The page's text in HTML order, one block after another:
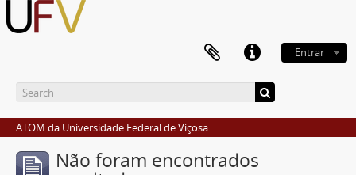
Entrar
ATOM da Universidade Federal de Viçosa
Não foram encontrados